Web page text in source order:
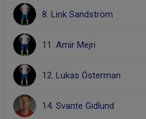
8. Link Sandström
11. Amir Mejri
12. Lukas Österman
14. Svante Gidlund